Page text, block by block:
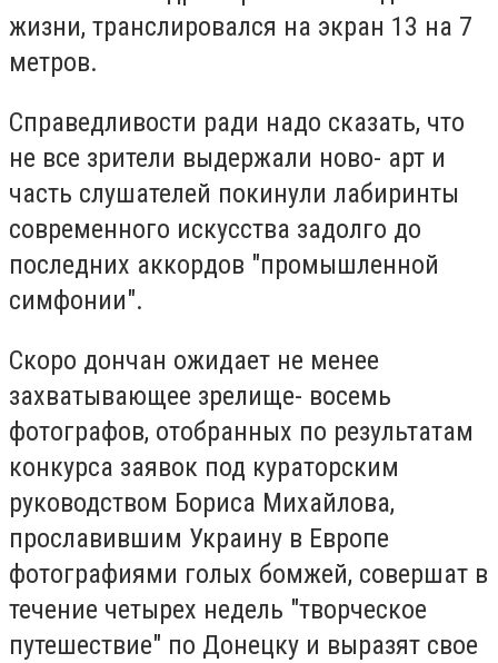
жизни, транслировался на экран 13 на 7
метров.
Справедливости ради надо сказать, что
не все зрители выдержали ново- арт и
часть слушателей покинули лабиринты
современного искусства задолго до
последних аккордов "промышленной
симфонии".
Скоро дончан ожидает не менее
захватывающее зрелище- восемь
фотографов, отобранных по результатам
конкурса заявок под кураторским
руководством Бориса Михайлова,
прославившим Украину в Европе
фотографиями голых бомжей, совершат в
течение четырех недель "творческое
путешествие" по Донецку и выразят свое